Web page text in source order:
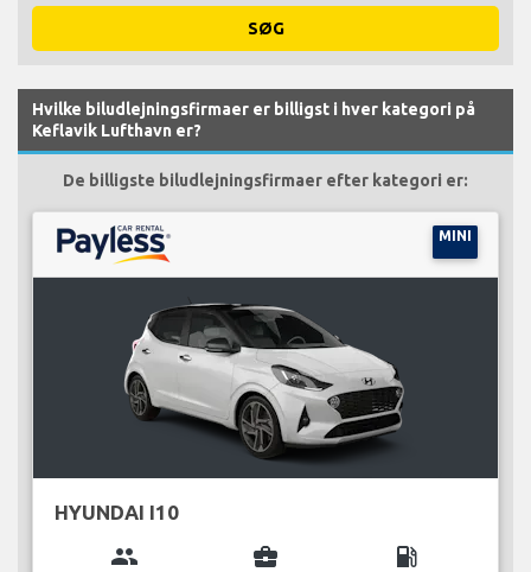
SØG
Hvilke biludlejningsfirmaer er billigst i hver kategori på
Keflavik Lufthavn er?
De billigste biludlejningsfirmaer efter kategori er:
MINI
HYUNDAI I10
group business_center local_gas_station